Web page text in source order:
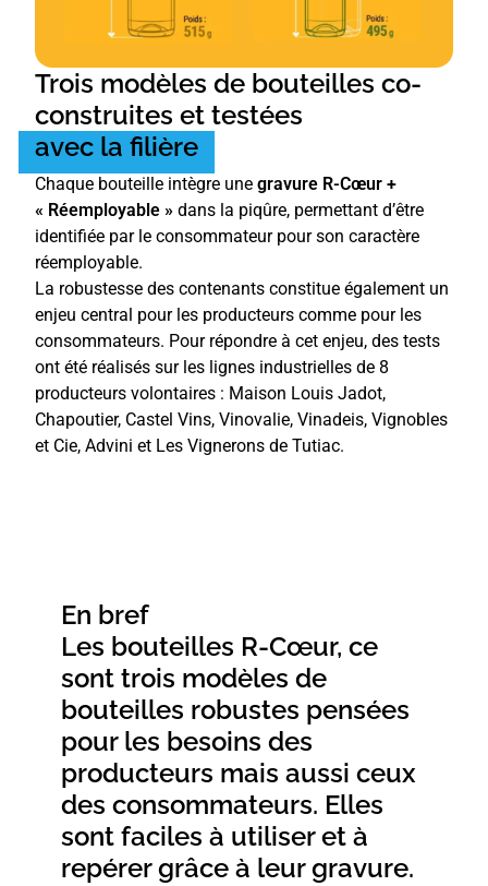
Trois modèles de bouteilles co-
construites et testées
avec la filière
Chaque bouteille intègre une gravure R-Cœur +
« Réemployable » dans la piqûre, permettant d’être
identifiée par le consommateur pour son caractère
réemployable.
La robustesse des contenants constitue également un
enjeu central pour les producteurs comme pour les
consommateurs. Pour répondre à cet enjeu, des tests
ont été réalisés sur les lignes industrielles de 8
producteurs volontaires : Maison Louis Jadot,
Chapoutier, Castel Vins, Vinovalie, Vinadeis, Vignobles
et Cie, Advini et Les Vignerons de Tutiac.
En bref
Les bouteilles R-Cœur, ce
sont trois modèles de
bouteilles robustes pensées
pour les besoins des
producteurs mais aussi ceux
des consommateurs. Elles
sont faciles à utiliser et à
repérer grâce à leur gravure.